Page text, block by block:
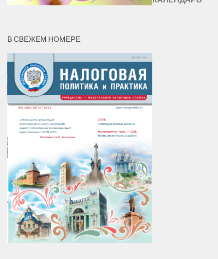
В СВЕЖЕМ НОМЕРЕ: